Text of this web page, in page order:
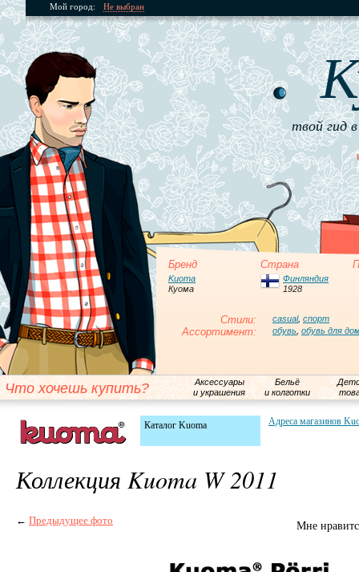
Мой город: Не выбран
твой гид
Бренд Страна
Kuoma
Куома
Финляндия
1928
Стили: casual, спорт
Ассортимент: обувь обувь для
Что хочешь купить?
Аксессуары
и украшения
Бельё
и колготки
Каталог Kuoma Адреса магазинов
Коллекция Kuoma W 2011
← Предыдущее фото Мне